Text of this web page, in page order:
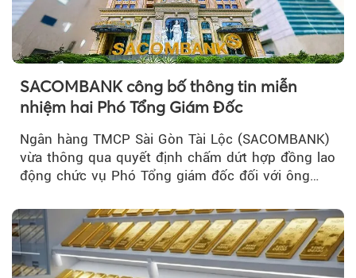
SACOMBANK công bố thông tin miễn
nhiệm hai Phó Tổng Giám Đốc
Ngân hàng TMCP Sài Gòn Tài Lộc (SACOMBANK)
vừa thông qua quyết định chấm dứt hợp đồng lao
động chức vụ Phó Tổng giám đốc đối với ông